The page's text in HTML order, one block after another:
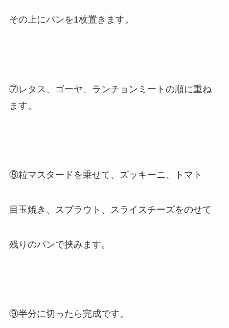
その上にパンを1枚置きます。
⑦レタス、ゴーヤ、ランチョンミートの順に重ね
ます。
⑧粒マスタードを乗せて、ズッキーニ、トマト
目玉焼き、スプラウト、スライスチーズをのせて
残りのパンで挟みます。
⑨半分に切ったら完成です。